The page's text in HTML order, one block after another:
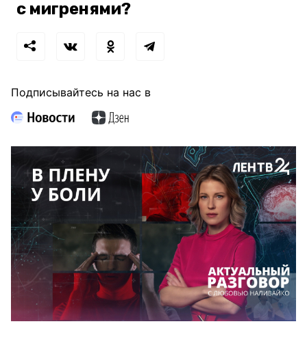
с мигренями?
Подписывайтесь на нас в